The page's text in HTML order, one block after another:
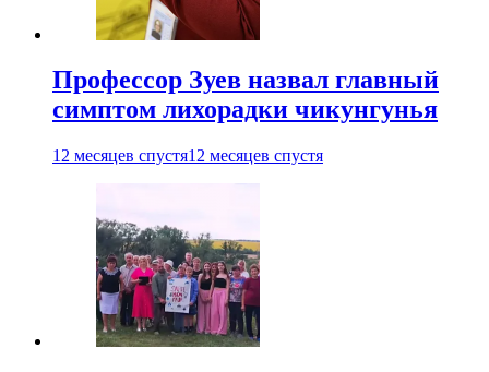
Профессор Зуев назвал главный
симптом лихорадки чикунгунья
12 месяцев спустя12 месяцев спустя